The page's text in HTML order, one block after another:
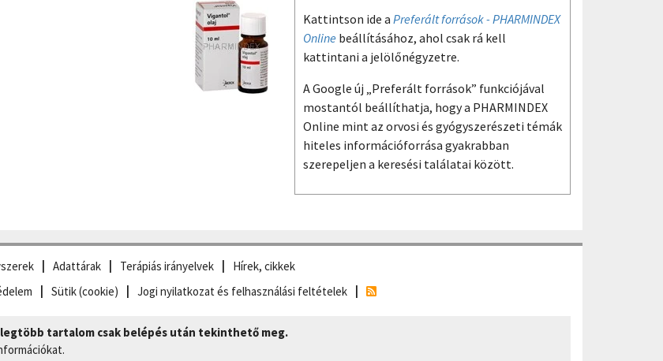
Kattintson ide a Preferált források - PHARMINDEX
Online beállításához, ahol csak rá kell
kattintani a jelölőnégyzetre.
A Google új „Preferált források” funkciójával
mostantól beállíthatja, hogy a PHARMINDEX
Online mint az orvosi és gyógyszerészeti témák
hiteles információforrása gyakrabban
szerepeljen a keresési találatai között.
Adattárak Terápiás irányelvek
Hírek, cikkek
Sütik (cookie) Jogi nyilatkozat és felhasználási feltételek
tartalom csak belépés után tekinthető meg.